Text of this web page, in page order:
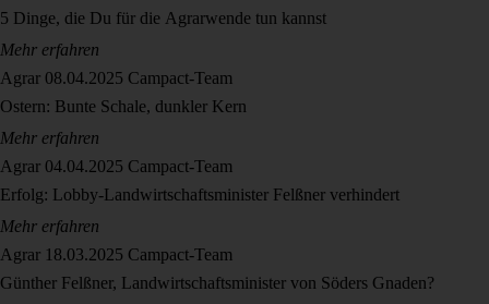
5 Dinge, die Du für die Agrarwende tun kannst
Mehr erfahren
Agrar 08.04.2025 Campact-Team
Ostern: Bunte Schale, dunkler Kern
Mehr erfahren
Agrar 04.04.2025 Campact-Team
Erfolg: Lobby-Landwirtschaftsminister Felßner verhindert
Mehr erfahren
Agrar 18.03.2025 Campact-Team
Günther Felßner, Landwirtschaftsminister von Söders Gnaden?